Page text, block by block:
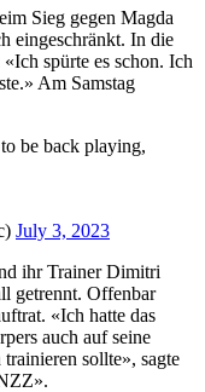
Sieg gegen Magda
eingeschränkt. In die
spürte es schon. Ich
Am Samstag
be back playing,
July 3, 2023
ihr Trainer Dimitri
getrennt. Offenbar
«Ich hatte das
auch auf seine
sollte», sagte